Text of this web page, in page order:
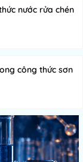
nước rửa chén
công thức sơn